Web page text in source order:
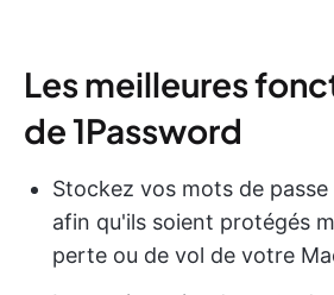
Les meilleures
de 1Password
Stockez vos mots de
afin qu'ils soient protégés
perte ou de vol de votre